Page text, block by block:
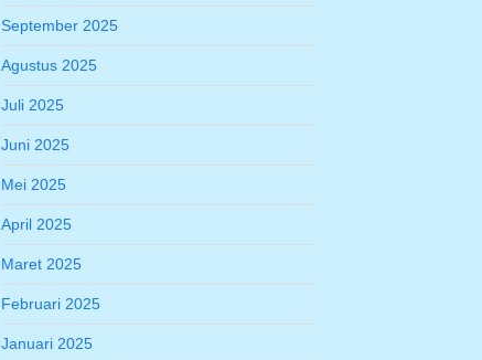
September 2025
Agustus 2025
Juli 2025
Juni 2025
Mei 2025
April 2025
Maret 2025
Februari 2025
Januari 2025